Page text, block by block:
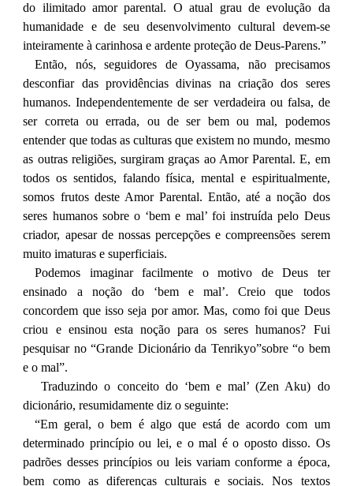
do ilimitado amor parental. O atual grau de evolução da
humanidade e de seu desenvolvimento cultural devem-se
inteiramente à carinhosa e ardente proteção de Deus-Parens.”
Então, nós, seguidores de Oyassama, não precisamos
desconfiar das providências divinas na criação dos seres
humanos. Independentemente de ser verdadeira ou falsa, de
ser correta ou errada, ou de ser bem ou mal, podemos
entender que todas as culturas que existem no mundo, mesmo
as outras religiões, surgiram graças ao Amor Parental. E, em
todos os sentidos, falando física, mental e espiritualmente,
somos frutos deste Amor Parental. Então, até a noção dos
seres humanos sobre o ‘bem e mal’ foi instruída pelo Deus
criador, apesar de nossas percepções e compreensões serem
muito imaturas e superficiais.
Podemos imaginar facilmente o motivo de Deus ter
ensinado a noção do ‘bem e mal’. Creio que todos
concordem que isso seja por amor. Mas, como foi que Deus
criou e ensinou esta noção para os seres humanos? Fui
pesquisar no “Grande Dicionário da Tenrikyo”sobre “o bem
e o mal”.
Traduzindo o conceito do ‘bem e mal’ (Zen Aku) do
dicionário, resumidamente diz o seguinte:
“Em geral, o bem é algo que está de acordo com um
determinado princípio ou lei, e o mal é o oposto disso. Os
padrões desses princípios ou leis variam conforme a época,
bem como as diferenças culturais e sociais. Nos textos